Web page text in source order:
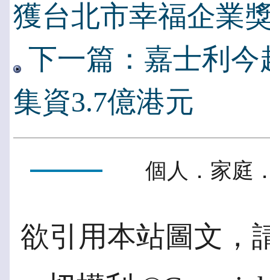
獲台北市幸福企業
下一篇：嘉士利今
集資3.7億港元
個人．家庭
欲引用本站圖文，